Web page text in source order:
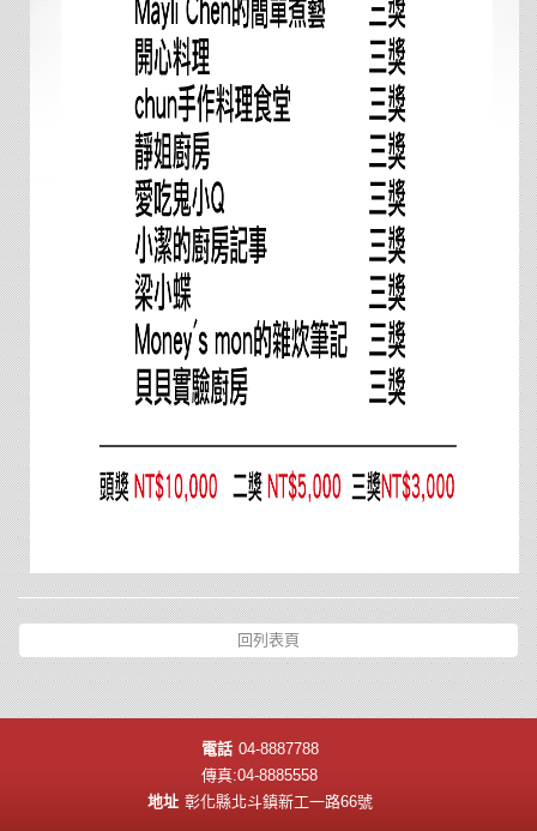
回列表頁
電話 04-8887788
傳真:04-8885558
地址 彰化縣北斗鎮新工一路66號